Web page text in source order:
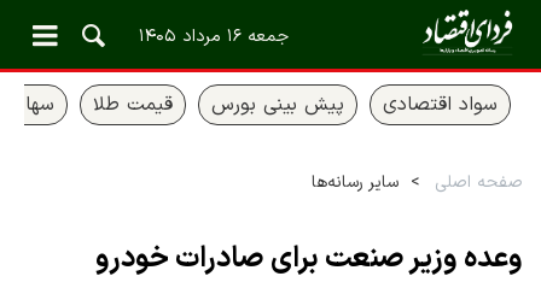
جمعه ۱۶ مرداد ۱۴۰۵
سواد اقتصادی پیش بینی بورس قیمت طلا سهام
صفحه اصلی سایر رسانه‌ها
وعده وزیر صنعت برای صادرات خودرو